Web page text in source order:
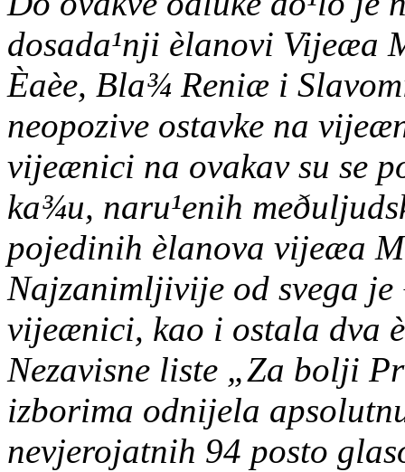
dosada¹nji èlanovi Vijeæa
Èaèe, Bla¾ Reniæ i
neopozive ostavke na
vijeænici na ovakav su se
ka¾u, naru¹enih
pojedinih èlanova vijeæa
Najzanimljivije od svega je
vijeænici, kao i ostala dva
Nezavisne liste „Za bolji
izborima odnijela
nevjerojatnih 94 posto